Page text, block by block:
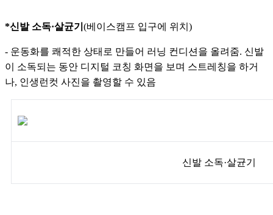
*신발 소독·살균기 (베이스캠프 입구에 위치)
- 운동화를 쾌적한 상태로 만들어 러닝 컨디션을 올려줌. 신발
이 소독되는 동안 디지털 코칭 화면을 보며 스트레칭을 하거
나, 인생런컷 사진을 촬영할 수 있음
신발 소독·살균기